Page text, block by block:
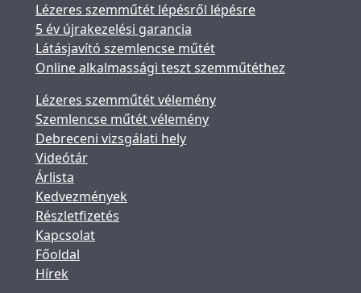
Lézeres szemműtét lépésről lépésre
5 év újrakezelési garancia
Látásjavító szemlencse műtét
Online alkalmassági teszt szemműtéthez
Lézeres szemműtét vélemény
Szemlencse műtét vélemény
Debreceni vizsgálati hely
Videótár
Árlista
Kedvezmények
Részletfizetés
Kapcsolat
Főoldal
Hírek